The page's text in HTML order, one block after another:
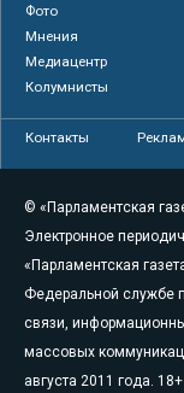
Фото
Мнения
Медиацентр
Колумнисты
Контакты
© «Парламентская
Электронное
«Парламентская
Федеральной службе
связи,
массовых
августа 2011 года. 18+